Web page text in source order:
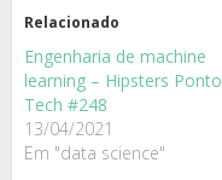
Relacionado
Engenharia de machine
learning – Hipsters Ponto
Tech #248
13/04/2021
Em "data science"